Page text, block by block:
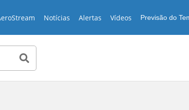
Notícias Alertas Vídeos Previsão do